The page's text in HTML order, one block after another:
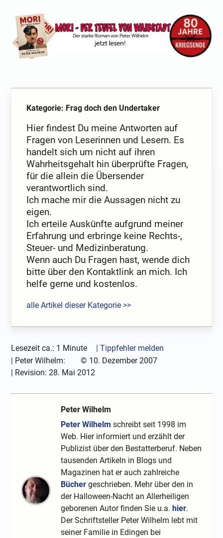
Kategorie: Frag doch den Undertaker
Hier findest Du meine Antworten auf
Fragen von Leserinnen und Lesern. Es
handelt sich um nicht auf ihren
Wahrheitsgehalt hin überprüfte Fragen,
für die allein die Übersender
verantwortlich sind.
Ich mache mir die Aussagen nicht zu
eigen.
Ich erteile Auskünfte aufgrund meiner
Erfahrung und erbringe keine Rechts-,
Steuer- und Medizinberatung.
Wenn auch Du Fragen hast, wende dich
bitte über den Kontaktlink an mich. Ich
helfe gerne und kostenlos.
alle Artikel dieser Kategorie >>
Lesezeit ca.: 1 Minute
| Tippfehler melden
| Peter Wilhelm: © 10. Dezember 2007
| Revision:28. Mai 2012
Peter Wilhelm
Peter Wilhelm schreibt seit 1998 im
Web. Hier informiert und erzählt der
Publizist über den Bestatterberuf. Neben
tausenden Artikeln in Blogs und
Magazinen hat er auch zahlreiche
Bücher geschrieben. Mehr über den in
der Halloween-Nacht an Allerheiligen
geborenen Autor finden Sie u.a.hier.
Der Schriftsteller Peter Wilhelm lebt mit
seiner Familie in Edingen bei